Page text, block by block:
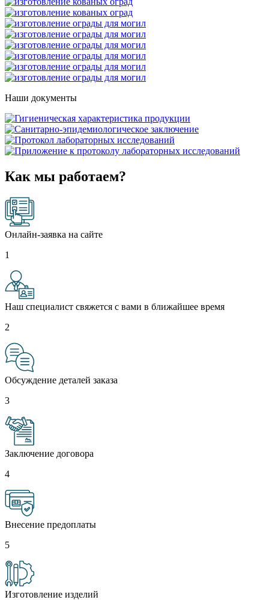
Наши документы
Как мы работаем?
Онлайн-заявка на сайте
1
Наш специалист свяжется с вами в ближайшее время
2
Обсуждение деталей заказа
3
Заключение договора
4
Внесение предоплаты
5
Изготовление изделий